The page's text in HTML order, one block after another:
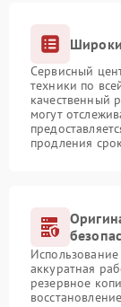
Сервисный
техники по
качественный
могут
продления
аккуратная
резервное